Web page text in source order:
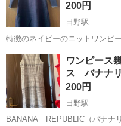
200円
日野駅
特徴のネイビーのニットワンピ
すいです。 同じようなデザイン
ま
東京 日野市 日野駅
ワンピース
ス バナナ
200円
日野駅
BANANA REPUBLIC（バナナ